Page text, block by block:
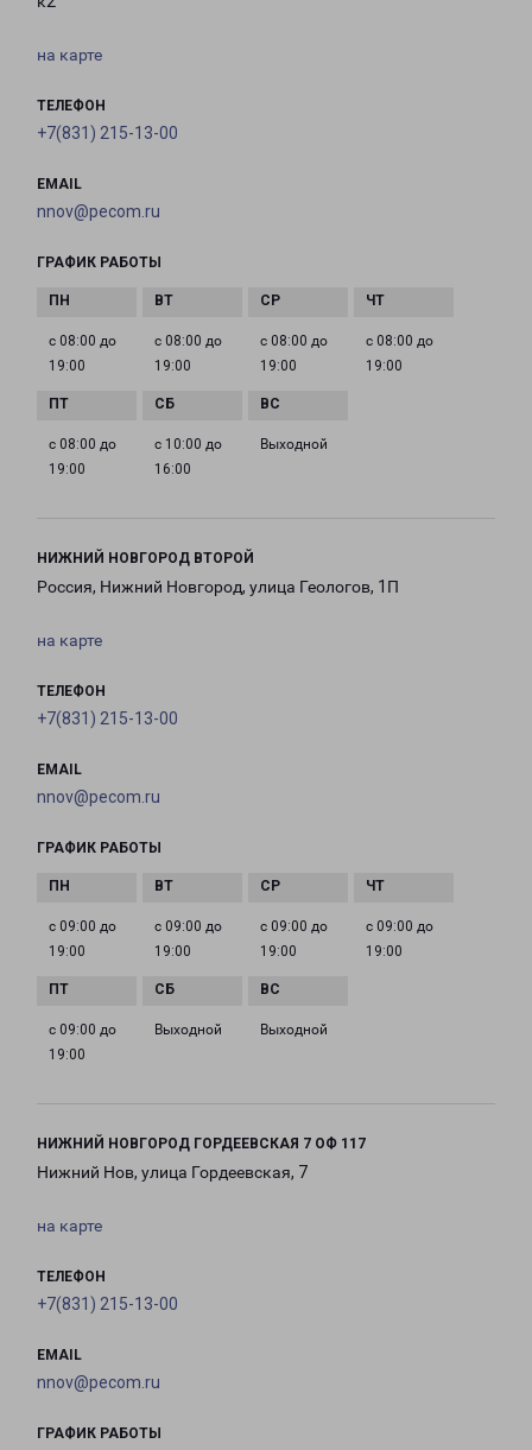
на карте
ТЕЛЕФОН
+7(831) 215-13-00
EMAIL
nnov@pecom.ru
ГРАФИК РАБОТЫ
с 08:00 до
19:00
с 08:00 до
19:00
с 08:00 до
19:00
с 08:00 до
19:00
с 08:00 до
19:00
с 10:00 до
16:00
Выходной
НИЖНИЙ НОВГОРОД ВТОРОЙ
Россия, Нижний Новгород, улица Геологов, 1П
на карте
ТЕЛЕФОН
+7(831) 215-13-00
EMAIL
nnov@pecom.ru
ГРАФИК РАБОТЫ
с 09:00 до
19:00
с 09:00 до
19:00
с 09:00 до
19:00
с 09:00 до
19:00
с 09:00 до
19:00
Выходной Выходной
НИЖНИЙ НОВГОРОД ГОРДЕЕВСКАЯ 7 ОФ 117
Нижний Нов, улица Гордеевская, 7
на карте
ТЕЛЕФОН
+7(831) 215-13-00
EMAIL
nnov@pecom.ru
ГРАФИК РАБОТЫ